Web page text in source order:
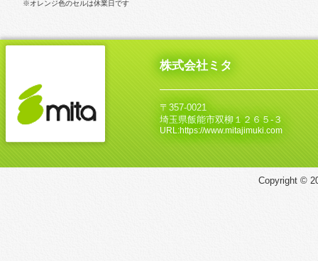
※オレンジ色のセルは休業日です
株式会社ミタ
〒357-0021
埼玉県飯能市双柳１２６５‐３
URL:https://www.mitajimuki.com
Copyright ©